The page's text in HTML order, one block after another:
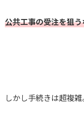
公共工事の受注を狙
しかし手続きは超複雑